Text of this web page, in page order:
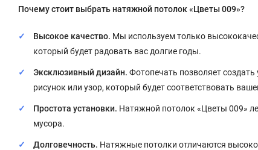
Почему стоит выбрать натяжной потолок «Цветы 009»?
Высокое качество. Мы используем только
который будет радовать вас долгие годы.
Эксклюзивный дизайн. Фотопечать позволяет
рисунок или узор, который будет соответствовать
Простота установки. Натяжной потолок «Цветы 009»
мусора.
Долговечность. Натяжные потолки отличаются